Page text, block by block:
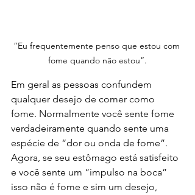
“Eu frequentemente penso que estou com
fome quando não estou”.
Em geral as pessoas confundem
qualquer desejo de comer como
fome. Normalmente você sente fome
verdadeiramente quando sente uma
espécie de “dor ou onda de fome”.
Agora, se seu estômago está satisfeito
e você sente um “impulso na boca”
isso não é fome e sim um desejo,